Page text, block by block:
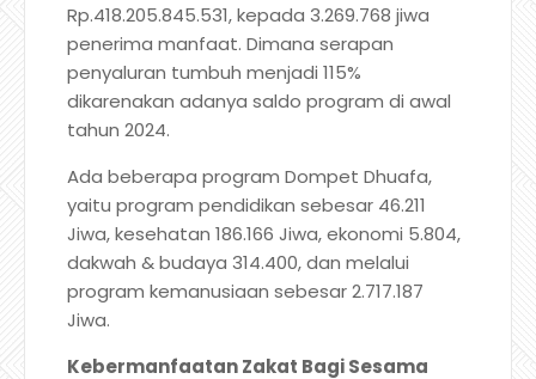
Rp.418.205.845.531, kepada 3.269.768 jiwa
penerima manfaat. Dimana serapan
penyaluran tumbuh menjadi 115%
dikarenakan adanya saldo program di awal
tahun 2024.
Ada beberapa program Dompet Dhuafa,
yaitu program pendidikan sebesar 46.211
Jiwa, kesehatan 186.166 Jiwa, ekonomi 5.804,
dakwah & budaya 314.400, dan melalui
program kemanusiaan sebesar 2.717.187
Jiwa.
Kebermanfaatan Zakat Bagi Sesama